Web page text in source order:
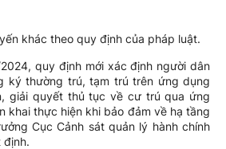
khác theo quy định của pháp luật.
quy định mới xác định người dân
ký thường trú, tạm trú trên ứng dụng
giải quyết thủ tục về cư trú qua ứng
khai thực hiện khi bảo đảm về hạ tầng
Cục Cảnh sát quản lý hành chính
định.